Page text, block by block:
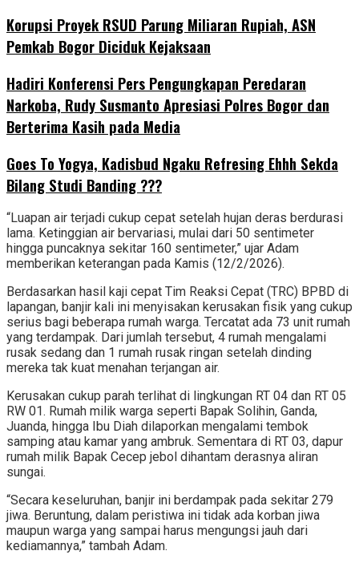
Korupsi Proyek RSUD Parung Miliaran Rupiah, ASN
Pemkab Bogor Diciduk Kejaksaan
Hadiri Konferensi Pers Pengungkapan Peredaran
Narkoba, Rudy Susmanto Apresiasi Polres Bogor dan
Berterima Kasih pada Media
Goes To Yogya, Kadisbud Ngaku Refresing Ehhh Sekda
Bilang Studi Banding ???
“Luapan air terjadi cukup cepat setelah hujan deras berdurasi
lama. Ketinggian air bervariasi, mulai dari 50 sentimeter
hingga puncaknya sekitar 160 sentimeter,” ujar Adam
memberikan keterangan pada Kamis (12/2/2026).
Berdasarkan hasil kaji cepat Tim Reaksi Cepat (TRC) BPBD di
lapangan, banjir kali ini menyisakan kerusakan fisik yang cukup
serius bagi beberapa rumah warga. Tercatat ada 73 unit rumah
yang terdampak. Dari jumlah tersebut, 4 rumah mengalami
rusak sedang dan 1 rumah rusak ringan setelah dinding
mereka tak kuat menahan terjangan air.
Kerusakan cukup parah terlihat di lingkungan RT 04 dan RT 05
RW 01. Rumah milik warga seperti Bapak Solihin, Ganda,
Juanda, hingga Ibu Diah dilaporkan mengalami tembok
samping atau kamar yang ambruk. Sementara di RT 03, dapur
rumah milik Bapak Cecep jebol dihantam derasnya aliran
sungai.
“Secara keseluruhan, banjir ini berdampak pada sekitar 279
jiwa. Beruntung, dalam peristiwa ini tidak ada korban jiwa
maupun warga yang sampai harus mengungsi jauh dari
kediamannya,” tambah Adam.